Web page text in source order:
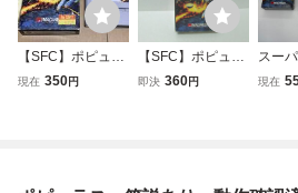
【SFC】ポピュラ
ス 箱説付き
現在 350円
【SFC】ポピュラ
ス【箱説あり】
即決 360円
スー
ン
現在